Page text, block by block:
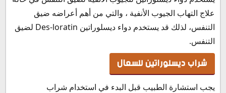
علاج التهاب الجيوب الأنفية ، والتي من أهم أعراضه ضيق
التنفس، لذلك قد يستخدم دواء ديسلوراتين Des-loratin لضيق
التنفس.
شراب ديسلوراتين للسعال
يجب استشارة الطبيب قبل البدء في استخدام شراب